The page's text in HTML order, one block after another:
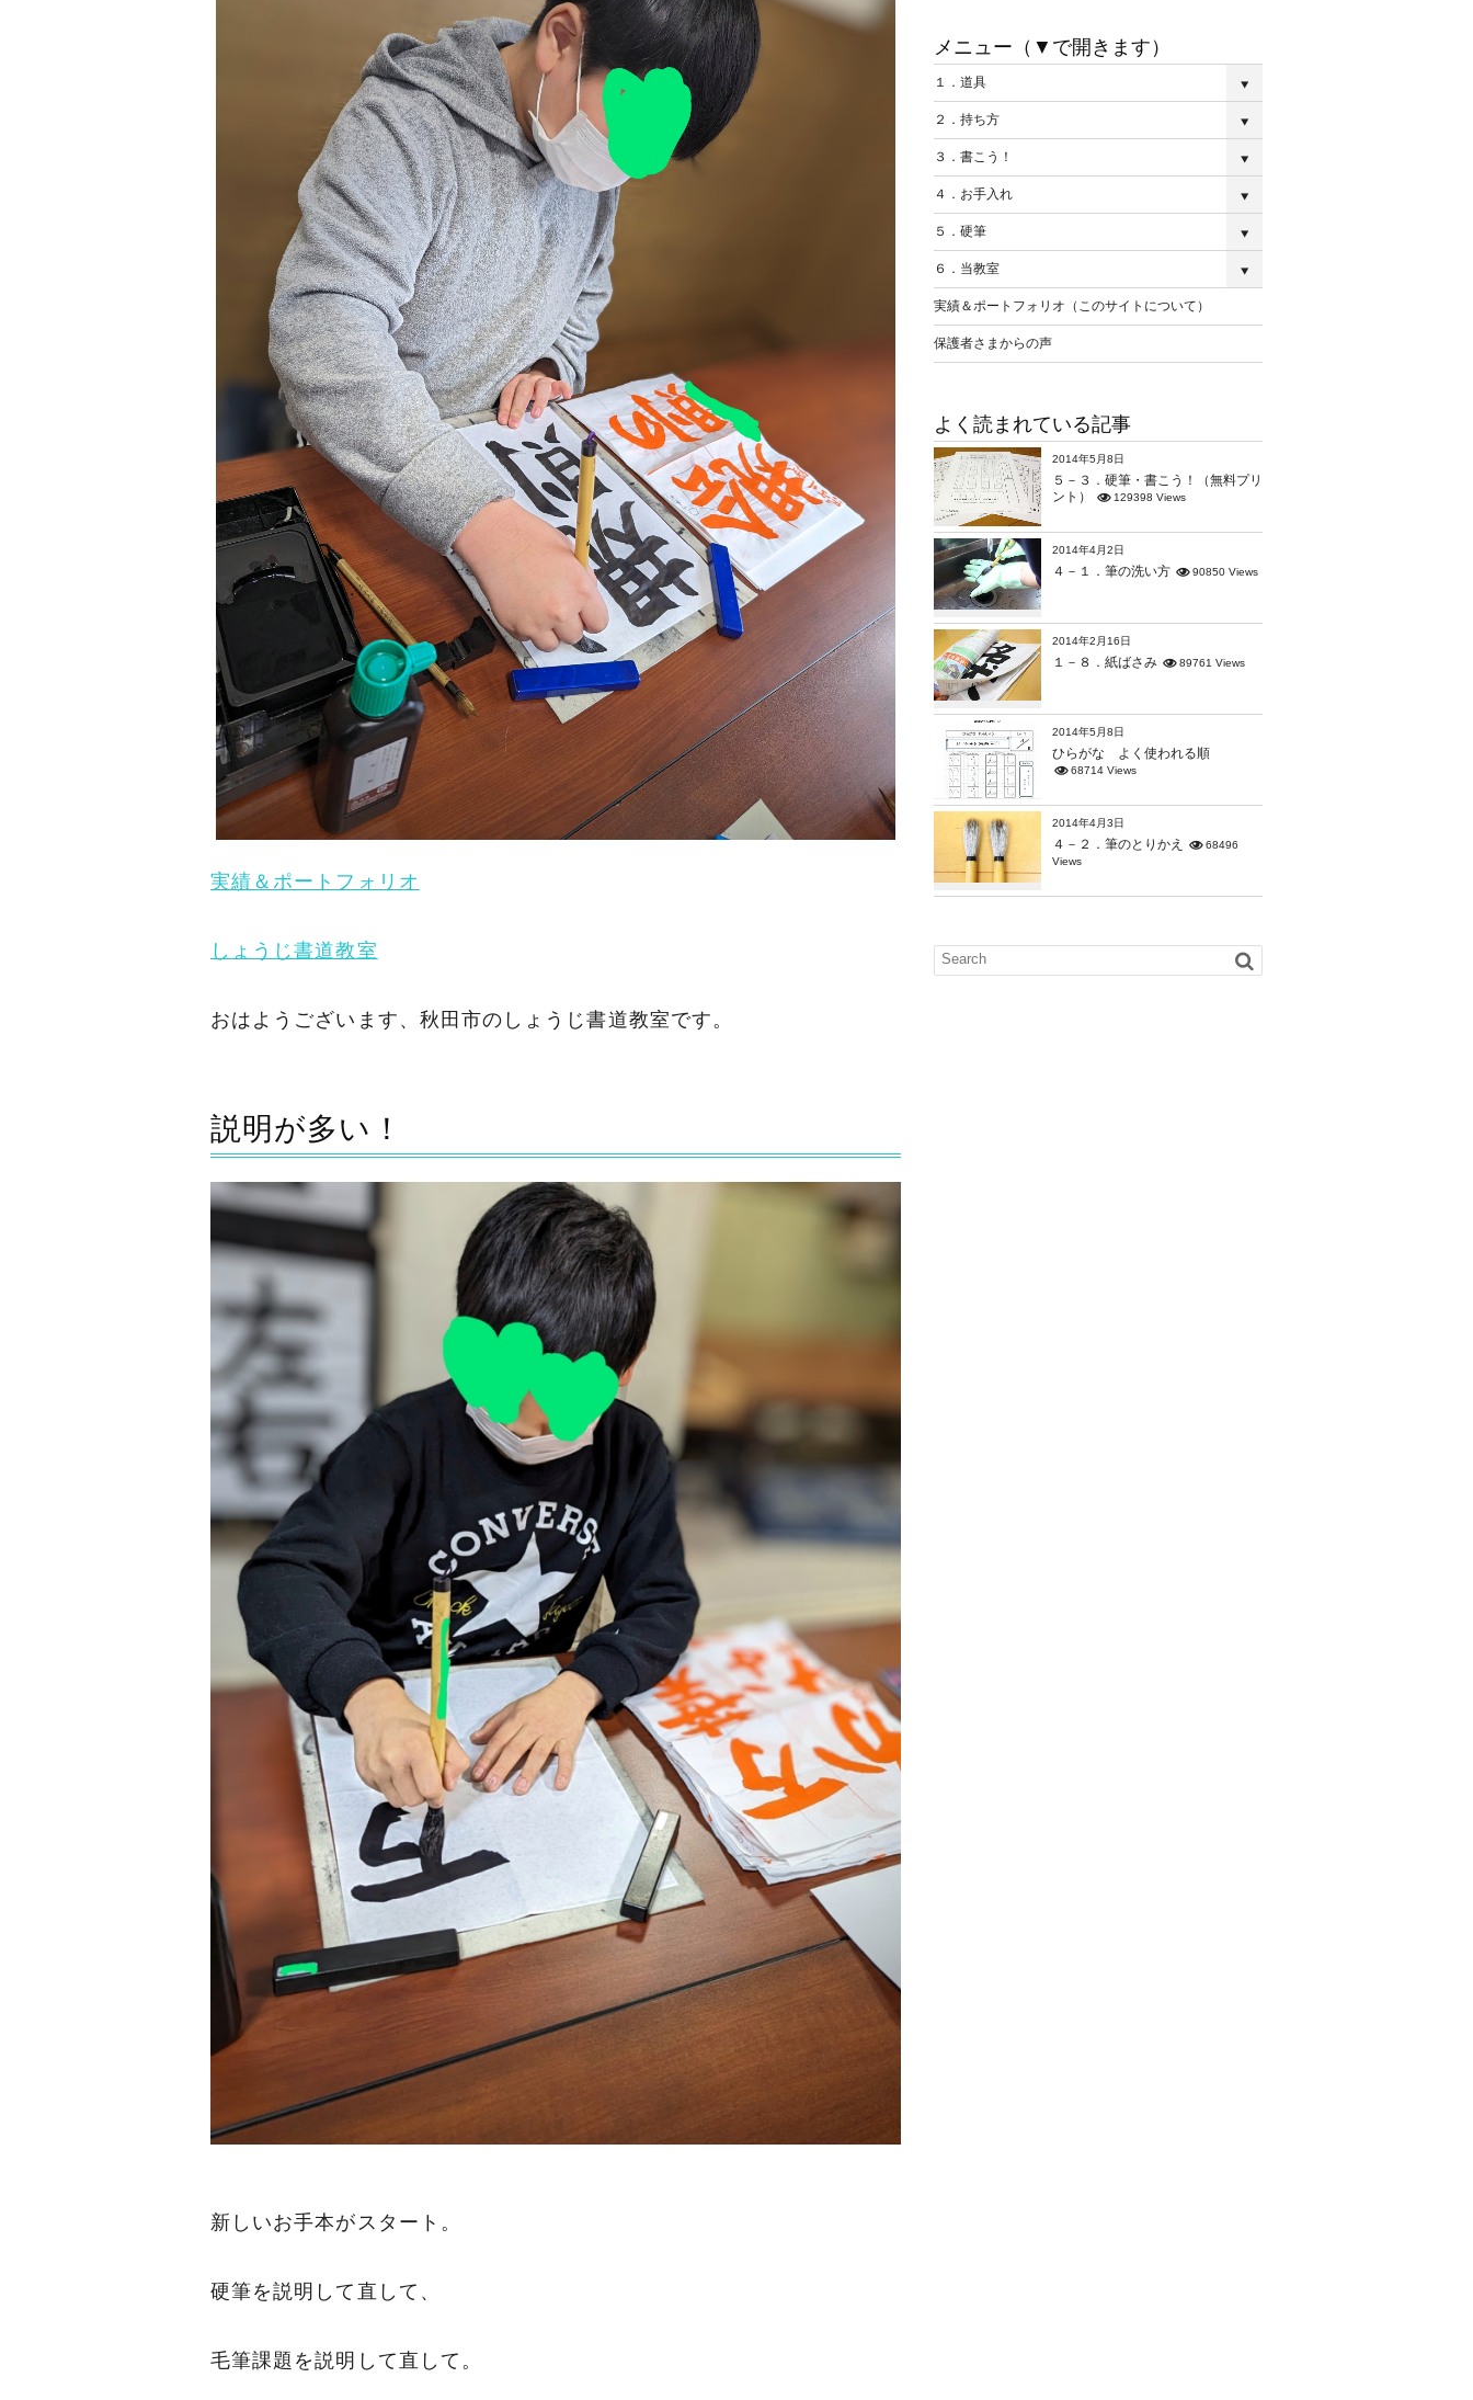
実績＆ポートフォリオ
しょうじ書道教室
おはようございます、秋田市のしょうじ書道教室です。
説明が多い！
新しいお手本がスタート。
硬筆を説明して直して、
毛筆課題を説明して直して。
メニュー（▼で開きます）
１．道具
２．持ち方
３．書こう！
４．お手入れ
５．硬筆
６．当教室
実績＆ポートフォリオ（このサイトについて）
保護者さまからの声
よく読まれている記事
2014年5月8日
５－３．硬筆・書こう！（無料プリ
ント）
129398 Views
2014年4月2日
４－１．筆の洗い方 90850 Views
2014年2月16日
１－８．紙ばさみ 89761 Views
2014年5月8日
ひらがな よく使われる順
68714 Views
2014年4月3日
４－２．筆のとりかえ
68496
Views